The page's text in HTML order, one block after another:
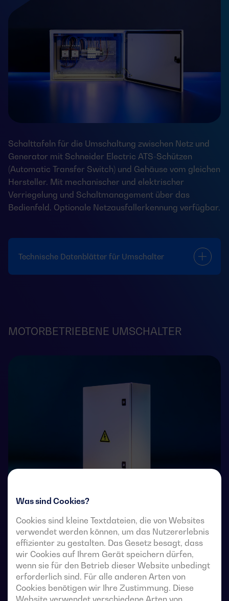
Was sind Cookies?
Cookies sind kleine Textdateien, die von Websites
verwendet werden können, um das Nutzererlebnis
effizienter zu gestalten. Das Gesetz besagt, dass
wir Cookies auf Ihrem Gerät speichern dürfen,
wenn sie für den Betrieb dieser Website unbedingt
erforderlich sind. Für alle anderen Arten von
Cookies benötigen wir Ihre Zustimmung. Diese
Website verwendet verschiedene Arten von
Schalttafeln für die Umschaltung zwischen Netz und
Generator mit Schneider Electric ATS-Schützen
(Automatic Transfer Switch) und Gehäuse vom gleichen
Hersteller. Mit mechanischer und elektrischer
Verriegelung und Schaltmanagement über das
Bedienfeld. Optionale Netzausfallerkennung verfügbar.
Technische Datenblätter für Umschalter
MOTORBETRIEBENE UMSCHALTER
4-polige, ferngesteuerte Umschalter mit voll sichtbarer
Unterbrechung. Sie ermöglichen die Lastumschaltung
von zwei Drehstromquellen über potentialfreie
Fernkontakte von einer externen automatischen
Steuerung mit Impulslogik oder einem Schalter.
Sie sind für den Einsatz in Niederspannungs-